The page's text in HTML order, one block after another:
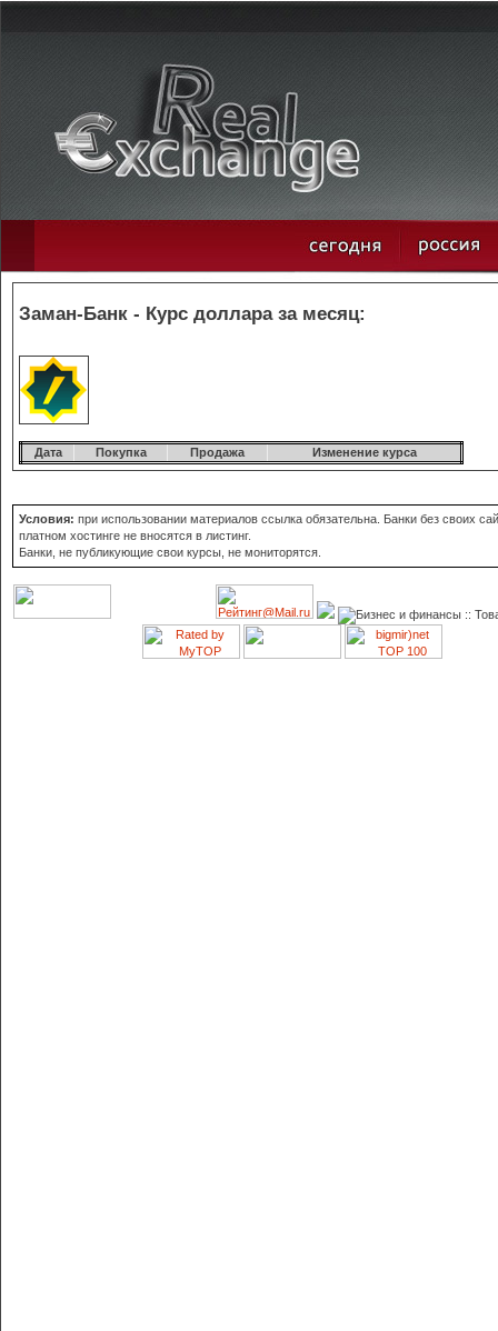
Заман-Банк - Курс доллара за месяц:
Дата Покупка Продажа Изменение курса
Условия: при использовании материалов ссылка обязательна. Банки без своих
платном хостинге не вносятся в листинг.
Банки, не публикующие свои курсы, не мониторятся.